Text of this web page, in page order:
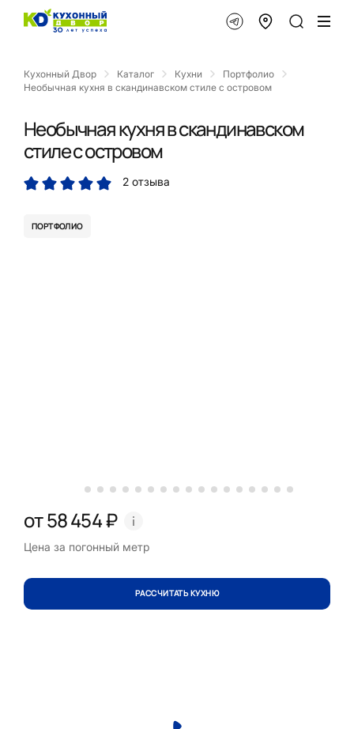
Кухонный Двор Каталог Кухни
Портфолио
Необычная кухня в скандинавском стиле с островом
Необычная кухня в скандинавском
стиле с островом
2 отзыва
ПОРТФОЛИО
от 58 454 ₽
Цена за погонный метр
РАССЧИТАТЬ КУХНЮ